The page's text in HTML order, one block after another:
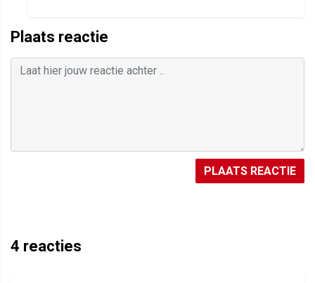
Plaats reactie
PLAATS REACTIE
4 reacties